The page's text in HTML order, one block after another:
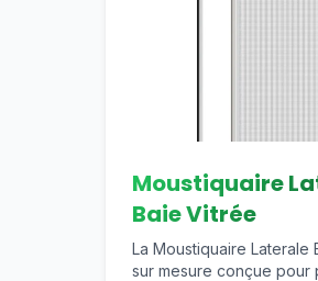
Moustiquaire
Baie Vitrée
La Moustiquaire Laterale
sur mesure conçue pour